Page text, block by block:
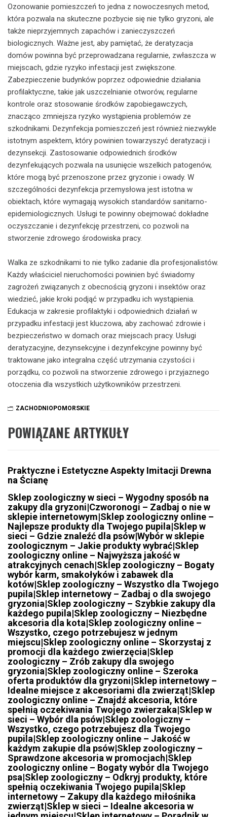
Ozonowanie pomieszczeń to jedna z nowoczesnych metod,
która pozwala na skuteczne pozbycie się nie tylko gryzoni, ale
także nieprzyjemnych zapachów i zanieczyszczeń
biologicznych. Ważne jest, aby pamiętać, że deratyzacja
domów powinna być przeprowadzana regularnie, zwłaszcza w
miejscach, gdzie ryzyko infestacji jest zwiększone.
Zabezpieczenie budynków poprzez odpowiednie działania
profilaktyczne, takie jak uszczelnianie otworów, regularne
kontrole oraz stosowanie środków zapobiegawczych,
znacząco zmniejsza ryzyko wystąpienia problemów ze
szkodnikami. Dezynfekcja pomieszczeń jest również niezwykle
istotnym aspektem, który powinien towarzyszyć deratyzacji i
dezynsekcji. Zastosowanie odpowiednich środków
dezynfekujących pozwala na usunięcie wszelkich patogenów,
które mogą być przenoszone przez gryzonie i owady. W
szczególności dezynfekcja przemysłowa jest istotna w
obiektach, które wymagają wysokich standardów sanitarno-
epidemiologicznych. Usługi te powinny obejmować dokładne
oczyszczanie i dezynfekcję przestrzeni, co pozwoli na
stworzenie zdrowego środowiska pracy.
Walka ze szkodnikami to nie tylko zadanie dla profesjonalistów.
Każdy właściciel nieruchomości powinien być świadomy
zagrożeń związanych z obecnością gryzoni i insektów oraz
wiedzieć, jakie kroki podjąć w przypadku ich wystąpienia.
Edukacja w zakresie profilaktyki i odpowiednich działań w
przypadku infestacji jest kluczowa, aby zachować zdrowie i
bezpieczeństwo w domach oraz miejscach pracy. Usługi
deratyzacyjne, dezynsekcyjne i dezynfekcyjne powinny być
traktowane jako integralna część utrzymania czystości i
porządku, co pozwoli na stworzenie zdrowego i przyjaznego
otoczenia dla wszystkich użytkowników przestrzeni.
ZACHODNIOPOMORSKIE
POWIĄZANE ARTYKUŁY
Praktyczne i Estetyczne Aspekty Imitacji Drewna
na Ścianę
Sklep zoologiczny w sieci – Wygodny sposób na
zakupy dla gryzoni|Czworonogi – Zadbaj o nie w
sklepie internetowym|Sklep zoologiczny online –
Najlepsze produkty dla Twojego pupila|Sklep w
sieci – Gdzie znaleźć dla psów|Wybór w sklepie
zoologicznym – Jakie produkty wybrać|Sklep
zoologiczny online – Najwyższa jakość w
atrakcyjnych cenach|Sklep zoologiczny – Bogaty
wybór karm, smakołyków i zabawek dla
kotów|Sklep zoologiczny – Wszystko dla Twojego
pupila|Sklep internetowy – Zadbaj o dla swojego
gryzonia|Sklep zoologiczny – Szybkie zakupy dla
każdego pupila|Sklep zoologiczny – Niezbędne
akcesoria dla kota|Sklep zoologiczny online –
Wszystko, czego potrzebujesz w jednym
miejscu|Sklep zoologiczny online – Skorzystaj z
promocji dla każdego zwierzęcia|Sklep
zoologiczny – Zrób zakupy dla swojego
gryzonia|Sklep zoologiczny online – Szeroka
oferta produktów dla gryzoni|Sklep internetowy –
Idealne miejsce z akcesoriami dla zwierząt|Sklep
zoologiczny online – Znajdź akcesoria, które
spełnią oczekiwania Twojego zwierzaka|Sklep w
sieci – Wybór dla psów|Sklep zoologiczny –
Wszystko, czego potrzebujesz dla Twojego
pupila|Sklep zoologiczny online – Jakość w
każdym zakupie dla psów|Sklep zoologiczny –
Sprawdzone akcesoria w promocjach|Sklep
zoologiczny online – Bogaty wybór dla Twojego
psa|Sklep zoologiczny – Odkryj produkty, które
spełnią oczekiwania Twojego pupila|Sklep
internetowy – Zakupy dla każdego miłośnika
zwierząt|Sklep w sieci – Idealne akcesoria w